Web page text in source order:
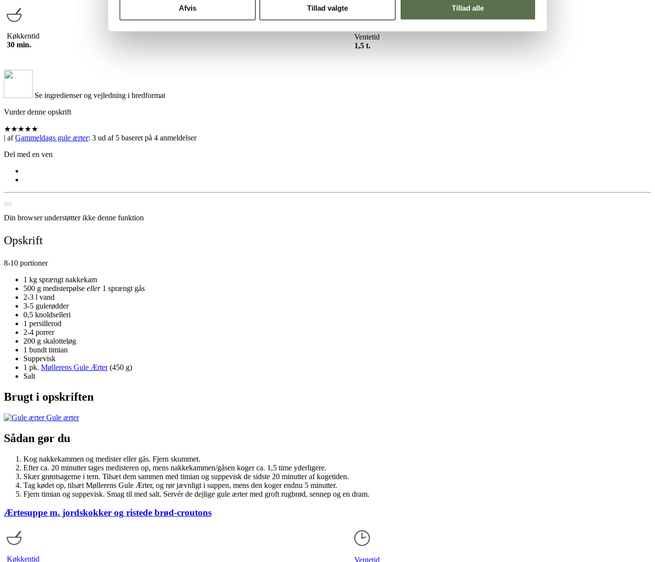
Afvis Tillad valgte Tillad alle
Køkkentid
30 min.
Ventetid
1,5 t.
Se ingredienser og vejledning i bredformat
Vurder denne opskrift
★★★★★
| afGammeldags gule ærter: 3 ud af 5 baseret på 4 anmeldelser
Del med en ven
Din browser understøtter ikke denne funktion
Opskrift
8-10 portioner
1 kg sprængt nakkekam
500 g medisterpølse eller 1 sprængt gås
2-3 l vand
3-5 gulerødder
0,5 knoldselleri
1 persillerod
2-4 porrer
200 g skalotteløg
1 bundt timian
Suppevisk
1 pk. Møllerens Gule Ærter(450 g)
Salt
Brugt i opskriften
Gule ærter
Sådan gør du
Kog nakkekammen og medister eller gås. Fjern skummet.
Efter ca. 20 minutter tages medisteren op, mens nakkekammen/gåsen koger ca. 1,5 time yderligere.
Skær grøntsagerne i tern. Tilsæt dem sammen med timian og suppevisk de sidste 20 minutter af kogetiden.
Tag kødet op, tilsæt Møllerens Gule Ærter, og rør jævnligt i suppen, mens den koger endnu 5 minutter.
Fjern timian og suppevisk. Smag til med salt. Servér de dejlige gule ærter med groft rugbrød, sennep og en dram.
Ærtesuppe m. jordskokker og ristede brød-croutons
Køkkentid Ventetid